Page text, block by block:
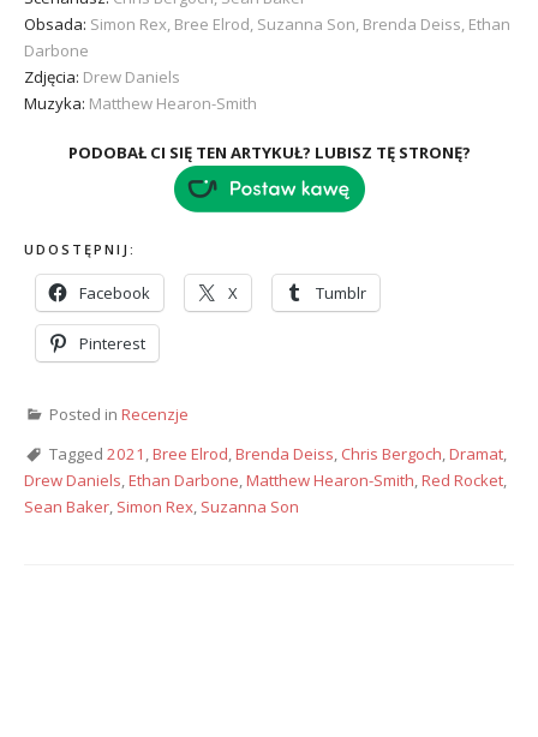
Obsada: Simon Rex, Bree Elrod, Suzanna Son, Brenda Deiss, Ethan
Darbone
Zdjęcia: Drew Daniels
Muzyka: Matthew Hearon-Smith
PODOBAŁ CI SIĘ TEN ARTYKUŁ? LUBISZ TĘ STRONĘ?
UDOSTĘPNIJ:
Facebook X Tumblr
Pinterest
Posted in Recenzje
Tagged 2021 ,Bree Elrod,Brenda Deiss, Chris Bergoch,Dramat,
Drew Daniels,Ethan Darbone,Matthew Hearon-Smith,Red Rocket,
Sean Baker, Simon Rex, Suzanna Son